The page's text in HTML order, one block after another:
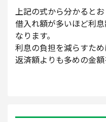
上記の式から分かると
借入れ額が多いほど利
なります。
利息の負担を減らすた
返済額よりも多めの金額